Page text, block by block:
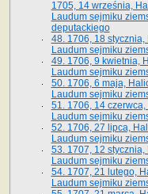
1705, 14 września,
Laudum sejmiku
deputackiego
48. 1706, 18 stycznia,
Laudum sejmiku
49. 1706, 9 kwietnia,
Laudum sejmiku
50. 1706, 6 maja,
Laudum sejmiku
51. 1706, 14 czerwca,
Laudum sejmiku
52. 1706, 27 lipca,
Laudum sejmiku
53. 1707, 12 stycznia,
Laudum sejmiku
54. 1707, 21 lutego,
Laudum sejmiku